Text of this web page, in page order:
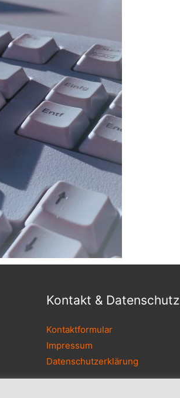
Kontakt & Datenschutz
Kontaktformular
Impressum
Datenschutzerklärung